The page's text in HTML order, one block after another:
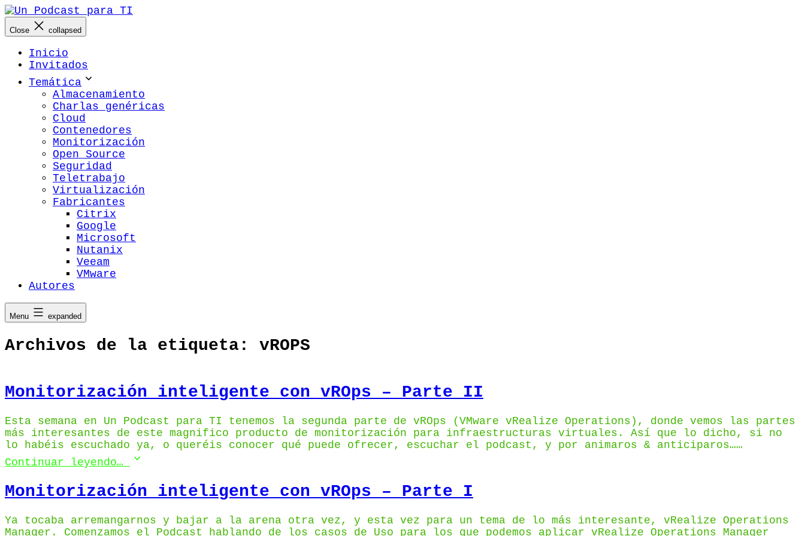
Saltar
al
contenido
Close collapsed
Inicio
Invitados
Temática
Almacenamiento
Charlas genéricas
Cloud
Contenedores
Monitorización
Open Source
Seguridad
Teletrabajo
Virtualización
Fabricantes
Citrix
Google
Microsoft
Nutanix
Veeam
VMware
Autores
Menu expanded
Archivos de la etiqueta: vROPS
Monitorización inteligente con vROps – Parte II
Esta semana en Un Podcast para TI tenemos la segunda parte de vROps (VMware vRealize Operations), donde vemos las partes
más interesantes de este magnifico producto de monitorización para infraestructuras virtuales. Así que lo dicho, si no
lo habéis escuchado ya, o queréis conocer qué puede ofrecer, escuchar el podcast, y por animaros & anticiparos……
Continuar leyendo…
Monitorización inteligente con vROps – Parte I
Ya tocaba arremangarnos y bajar a la arena otra vez, y esta vez para un tema de lo más interesante, vRealize Operations
Manager. Comenzamos el Podcast hablando de los casos de Uso para los que podemos aplicar vRealize Operations Manager